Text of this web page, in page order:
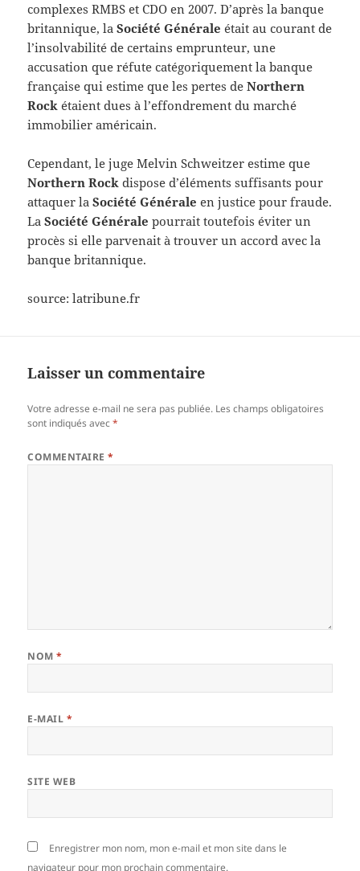
complexes RMBS et CDO en 2007. D’après la banque
britannique, laSociété Générale était au courant de
l’insolvabilité de certains emprunteur, une
accusation que réfute catégoriquement la banque
française qui estime que les pertes deNorthern
Rock étaient dues à l’effondrement du marché
immobilier américain.
Cependant, le juge Melvin Schweitzer estime que
Northern Rock dispose d’éléments suffisants pour
attaquer laSociété Générale en justice pour fraude.
LaSociété Générale pourrait toutefois éviter un
procès si elle parvenait à trouver un accord avec la
banque britannique.
source: latribune.fr
Laisser un commentaire
Votre adresse e-mail ne sera pas publiée. Les champs obligatoires
sont indiqués avec*
COMMENTAIRE*
NOM*
E-MAIL *
SITE WEB
Enregistrer mon nom, mon e-mail et mon site dans le
navigateur pour mon prochain commentaire.